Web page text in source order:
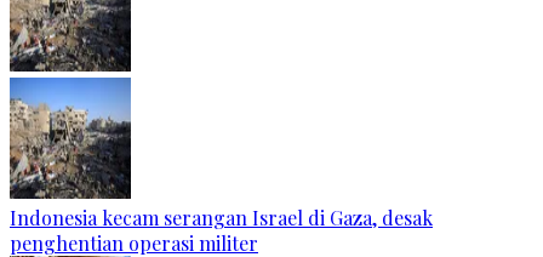
Indonesia kecam serangan Israel di Gaza, desak
penghentian operasi militer